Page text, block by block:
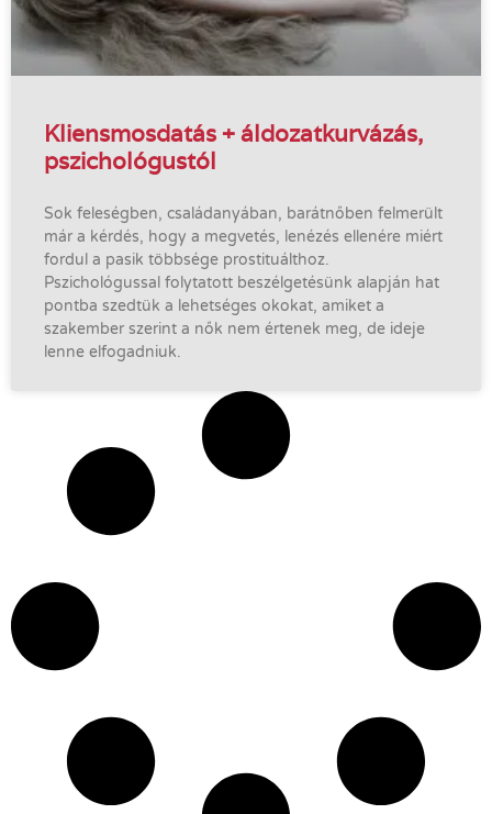
Kliensmosdatás + áldozatkurvázás,
pszichológustól
Sok feleségben, családanyában, barátnőben felmerült
már a kérdés, hogy a megvetés, lenézés ellenére miért
fordul a pasik többsége prostituálthoz.
Pszichológussal folytatott beszélgetésünk alapján hat
pontba szedtük a lehetséges okokat, amiket a
szakember szerint a nők nem értenek meg, de ideje
lenne elfogadniuk.